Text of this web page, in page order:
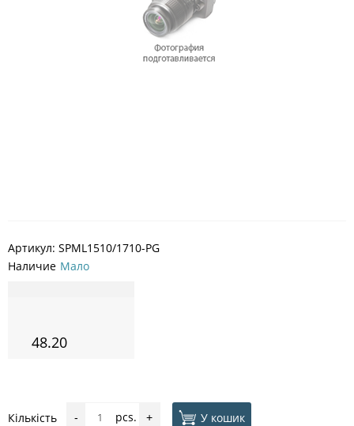
Артикул: SPML1510/1710-PG
Наличие Мало
48.20
Кількість - pcs. + У кошик